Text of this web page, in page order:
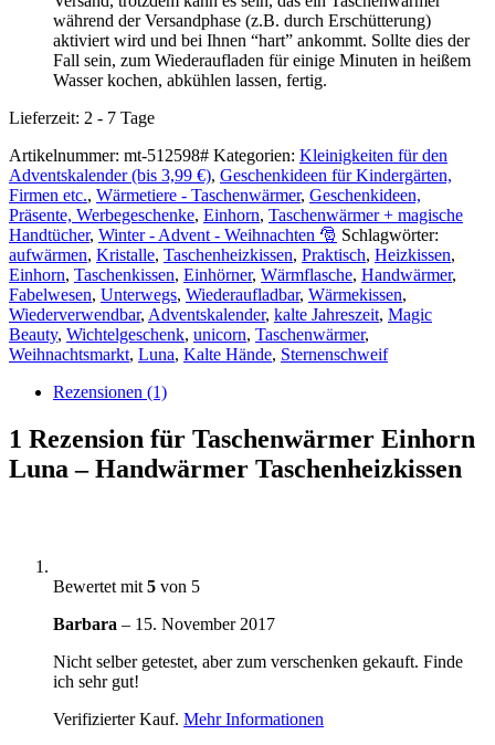
während der Versandphase (z.B. durch Erschütterung)
aktiviert wird und bei Ihnen “hart” ankommt. Sollte dies der
Fall sein, zum Wiederaufladen für einige Minuten in heißem
Wasser kochen, abkühlen lassen, fertig.
Lieferzeit: 2 - 7 Tage
Artikelnummer: mt-512598# Kategorien: Kleinigkeiten für den
Adventskalender (bis 3,99 €), Geschenkideen für Kindergärten,
Firmen etc., Wärmetiere - Taschenwärmer, Geschenkideen,
Präsente, Werbegeschenke, Einhorn, Taschenwärmer + magische
Handtücher, Winter - Advent - Weihnachten 🎅 Schlagwörter:
aufwärmen, Kristalle, Taschenheizkissen, Praktisch, Heizkissen,
Einhorn, Taschenkissen, Einhörner, Wärmflasche, Handwärmer,
Fabelwesen, Unterwegs, Wiederaufladbar, Wärmekissen,
Wiederverwendbar, Adventskalender, kalte Jahreszeit, Magic
Beauty, Wichtelgeschenk, unicorn, Taschenwärmer,
Weihnachtsmarkt, Luna, Kalte Hände, Sternenschweif
Rezensionen (1)
1 Rezension für Taschenwärmer Einhorn
Luna – Handwärmer Taschenheizkissen
Bewertet mit 5 von 5
Barbara – 15. November 2017
Nicht selber getestet, aber zum verschenken gekauft. Finde
ich sehr gut!
Verifizierter Kauf. Mehr Informationen